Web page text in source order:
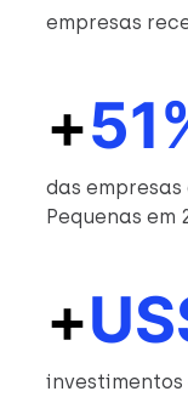
empresas
+
das
Pequenas em
+
investimentos